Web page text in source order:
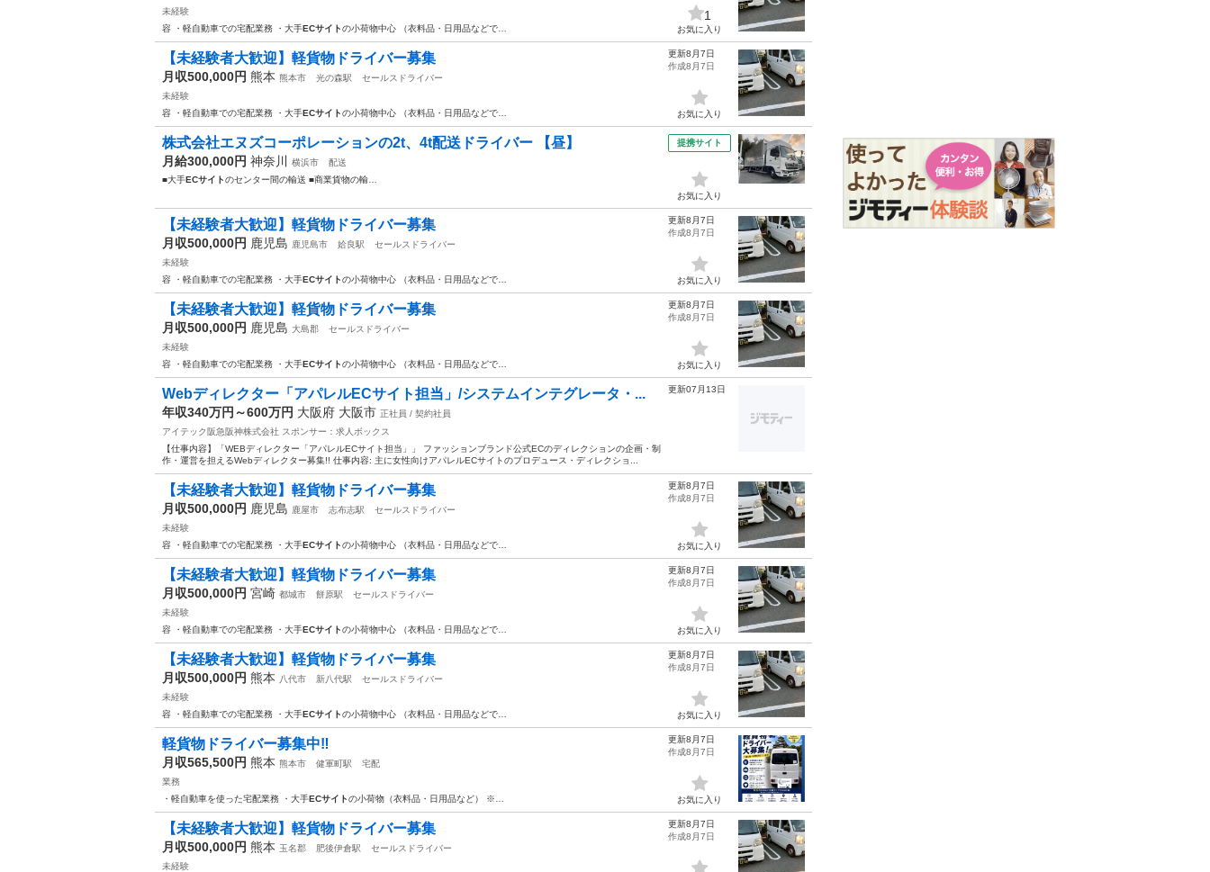
未経験
容 ・軽自動車での宅配業務 ・大手ECサイトの小荷物中心 （衣料品・日用品などで…
1
お気に入り
【未経験者大歓迎】軽貨物ドライバー募集
月収500,000円 熊本 熊本市 光の森駅
セールスドライバー
未経験
容 ・軽自動車での宅配業務 ・大手ECサイトの小荷物中心 （衣料品・日用品などで…
更新8月7日
作成8月7日
お気に入り
株式会社エヌズコーポレーションの2t、4t配送ドライバー 【昼】
月給300,000円 神奈川 横浜市
配送
■大手ECサイトのセンター間の輸送 ■商業貨物の輸…
提携サイト
お気に入り
【未経験者大歓迎】軽貨物ドライバー募集
月収500,000円 鹿児島 鹿児島市 姶良駅
セールスドライバー
未経験
容 ・軽自動車での宅配業務 ・大手ECサイトの小荷物中心 （衣料品・日用品などで…
更新8月7日
作成8月7日
お気に入り
【未経験者大歓迎】軽貨物ドライバー募集
月収500,000円 鹿児島 大島郡
セールスドライバー
未経験
容 ・軽自動車での宅配業務 ・大手ECサイトの小荷物中心 （衣料品・日用品などで…
更新8月7日
作成8月7日
お気に入り
Webディレクター「アパレルECサイト担当」/システムインテグレータ・...
年収340万円～600万円 大阪府 大阪市 正社員 / 契約社員
アイテック阪急阪神株式会社 スポンサー：求人ボックス
【仕事内容】「WEBディレクター「アパレルECサイト担当」」 ファッションブランド公式ECのディレクションの企画・制
作・運営を担えるWebディレクター募集!! 仕事内容: 主に女性向けアパレルECサイトのプロデュース・ディレクショ...
更新07月13日
【未経験者大歓迎】軽貨物ドライバー募集
月収500,000円 鹿児島 鹿屋市 志布志駅
セールスドライバー
未経験
容 ・軽自動車での宅配業務 ・大手ECサイトの小荷物中心 （衣料品・日用品などで…
更新8月7日
作成8月7日
お気に入り
【未経験者大歓迎】軽貨物ドライバー募集
月収500,000円 宮崎 都城市 餅原駅
セールスドライバー
未経験
容 ・軽自動車での宅配業務 ・大手ECサイトの小荷物中心 （衣料品・日用品などで…
更新8月7日
作成8月7日
お気に入り
【未経験者大歓迎】軽貨物ドライバー募集
月収500,000円 熊本 八代市 新八代駅
セールスドライバー
未経験
容 ・軽自動車での宅配業務 ・大手ECサイトの小荷物中心 （衣料品・日用品などで…
更新8月7日
作成8月7日
お気に入り
軽貨物ドライバー募集中‼️
月収565,500円 熊本 熊本市 健軍町駅
宅配
業務
・軽自動車を使った宅配業務 ・大手ECサイトの小荷物（衣料品・日用品など） ※…
更新8月7日
作成8月7日
お気に入り
【未経験者大歓迎】軽貨物ドライバー募集
月収500,000円 熊本 玉名郡 肥後伊倉駅
セールスドライバー
未経験
更新8月7日
作成8月7日